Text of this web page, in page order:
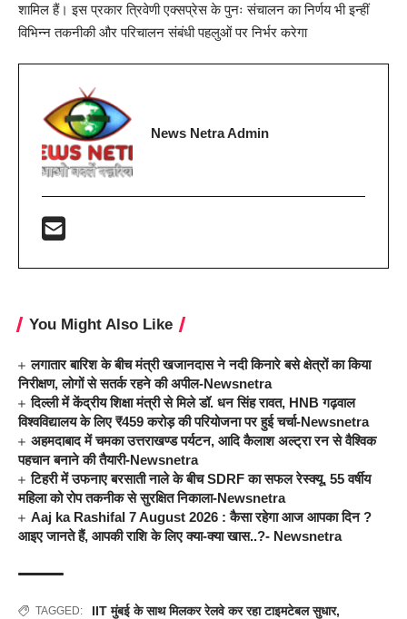
शामिल हैं। इस प्रकार त्रिवेणी एक्सप्रेस के पुनः संचालन का निर्णय भी इन्हीं
विभिन्न तकनीकी और परिचालन संबंधी पहलुओं पर निर्भर करेगा
News Netra Admin
You Might Also Like
लगातार बारिश के बीच मंत्री खजानदास ने नदी किनारे बसे क्षेत्रों का किया
निरीक्षण, लोगों से सतर्क रहने की अपील-Newsnetra
दिल्ली में केंद्रीय शिक्षा मंत्री से मिले डॉ. धन सिंह रावत, HNB गढ़वाल
विश्वविद्यालय के लिए ₹459 करोड़ की परियोजना पर हुई चर्चा-Newsnetra
अहमदाबाद में चमका उत्तराखण्ड पर्यटन, आदि कैलाश अल्ट्रा रन से वैश्विक
पहचान बनाने की तैयारी-Newsnetra
टिहरी में उफनाए बरसाती नाले के बीच SDRF का सफल रेस्क्यू, 55 वर्षीय
महिला को रोप तकनीक से सुरक्षित निकाला-Newsnetra
Aaj ka Rashifal 7 August 2026 : कैसा रहेगा आज आपका दिन ?
आइए जानते हैं, आपकी राशि के लिए क्या-क्या खास..?- Newsnetra
TAGGED: IIT मुंबई के साथ मिलकर रेलवे कर रहा टाइमटेबल सुधार,